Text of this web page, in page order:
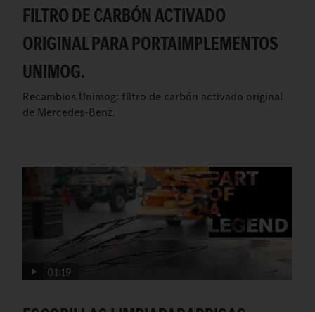
FILTRO DE CARBÓN ACTIVADO
ORIGINAL PARA PORTAIMPLEMENTOS
UNIMOG.
Recambios Unimog: filtro de carbón activado original
de Mercedes-Benz.
01:19